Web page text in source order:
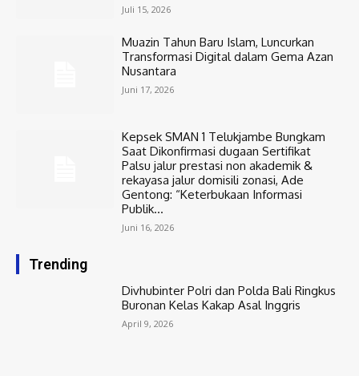
Juli 15, 2026
Muazin Tahun Baru Islam, Luncurkan
Transformasi Digital dalam Gema Azan
Nusantara
Juni 17, 2026
Kepsek SMAN 1 Telukjambe Bungkam
Saat Dikonfirmasi dugaan Sertifikat
Palsu jalur prestasi non akademik &
rekayasa jalur domisili zonasi, Ade
Gentong: “Keterbukaan Informasi
Publik...
Juni 16, 2026
Trending
Divhubinter Polri dan Polda Bali Ringkus
Buronan Kelas Kakap Asal Inggris
April 9, 2026